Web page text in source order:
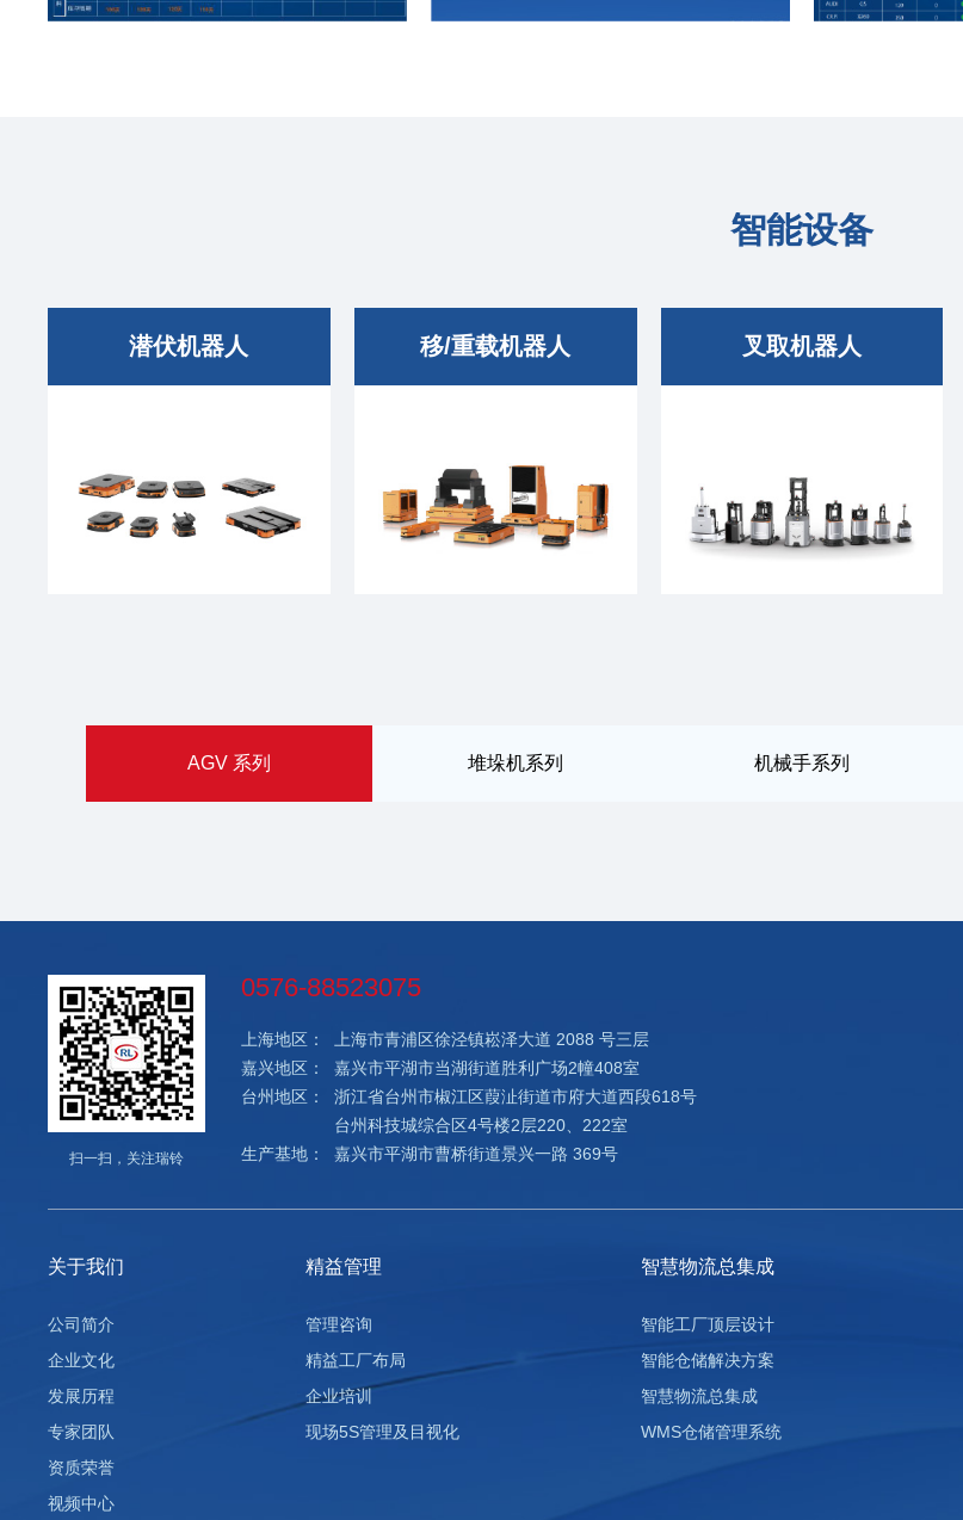
智能设备
潜伏机器人 移/重载机器人 叉取机器人
AGV 系列 堆垛机系列 机械手系列
扫一扫，关注瑞铃
0576-88523075
上海地区：
上海市青浦区徐泾镇崧泽大道 2088 号三层
嘉兴地区：
嘉兴市平湖市当湖街道胜利广场2幢408室
台州地区：
浙江省台州市椒江区葭沚街道市府大道西段618号
台州科技城综合区4号楼2层220、222室
生产基地：
嘉兴市平湖市曹桥街道景兴一路 369号
关于我们
公司简介
企业文化
发展历程
专家团队
资质荣誉
视频中心
精益管理
管理咨询
精益工厂布局
企业培训
现场5S管理及目视化
智慧物流总集成
智能工厂顶层设计
智能仓储解决方案
智慧物流总集成
WMS仓储管理系统